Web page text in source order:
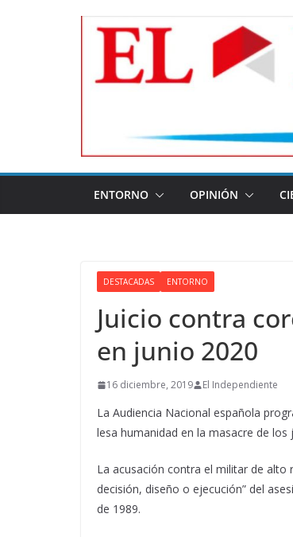
ENTORNO OPINIÓN
DESTACADAS ENTORNO
Juicio contra
en junio 2020
16 diciembre, 2019 El Independiente
La Audiencia Nacional española
lesa humanidad en la masacre de
La acusación contra el militar de alto
decisión, diseño o ejecución” del
de 1989.